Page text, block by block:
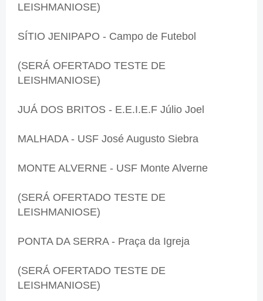
LEISHMANIOSE)
SÍTIO JENIPAPO - Campo de Futebol
(SERÁ OFERTADO TESTE DE
LEISHMANIOSE)
JUÁ DOS BRITOS - E.E.I.E.F Júlio Joel
MALHADA - USF José Augusto Siebra
MONTE ALVERNE - USF Monte Alverne
(SERÁ OFERTADO TESTE DE
LEISHMANIOSE)
PONTA DA SERRA - Praça da Igreja
(SERÁ OFERTADO TESTE DE
LEISHMANIOSE)